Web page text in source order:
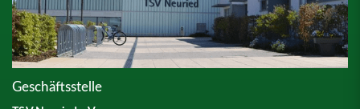
Geschäftsstelle